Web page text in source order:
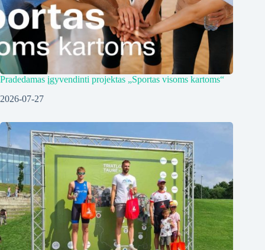
Pradedamas įgyvendinti projektas „Sportas visoms kartoms“
2026-07-27